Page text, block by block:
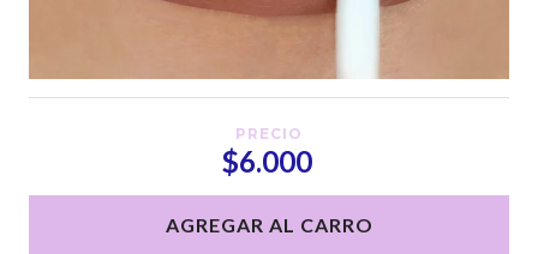
PRECIO
$6.000
AGREGAR AL CARRO